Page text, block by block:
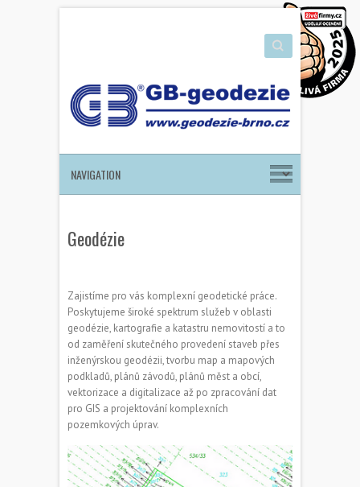
Search
Geodézie
Zajistíme pro vás komplexní geodetické práce.
Poskytujeme široké spektrum služeb v oblasti
geodézie, kartografie a katastru nemovitostí a to
od zaměření skutečného provedení staveb přes
inženýrskou geodézii, tvorbu map a mapových
podkladů, plánů závodů, plánů měst a obcí,
vektorizace a digitalizace až po zpracování dat
pro GIS a projektování komplexních
pozemkových úprav.